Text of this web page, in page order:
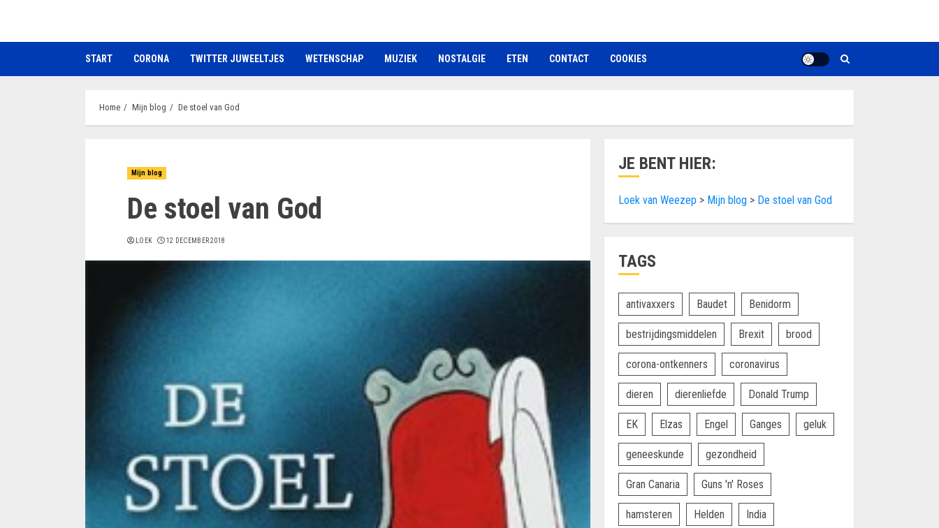
de
START CORONA TWITTER JUWEELTJES WETENSCHAP MUZIEK NOSTALGIE ETEN CONTACT COOKIES
Home Mijn blog De stoel van God
Mijn blog
De stoel van God
LOEK 12 DECEMBER 2018
JE BENT HIER:
Loek van Weezep > Mijn blog > De stoel van God
TAGS
antivaxxers Baudet Benidorm
bestrijdingsmiddelen Brexit brood
corona-ontkenners coronavirus
dieren dierenliefde Donald Trump
EK Elzas Engel Ganges geluk
geneeskunde gezondheid
Gran Canaria Guns 'n' Roses
hamsteren Helden India